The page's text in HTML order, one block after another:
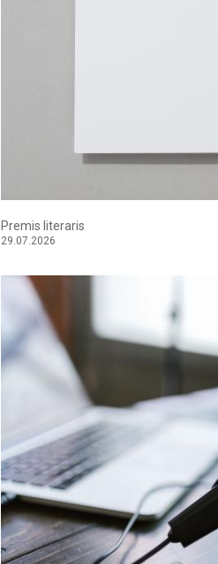
Últims episodis del pòdcast de l'AELC
06.07.2026